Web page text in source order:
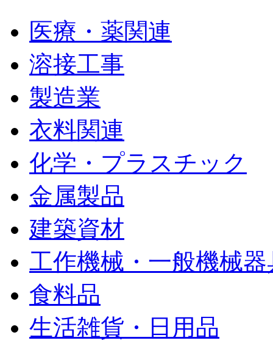
医療・薬関連
溶接工事
製造業
衣料関連
化学・プラスチック
金属製品
建築資材
工作機械・一般機械器
食料品
生活雑貨・日用品